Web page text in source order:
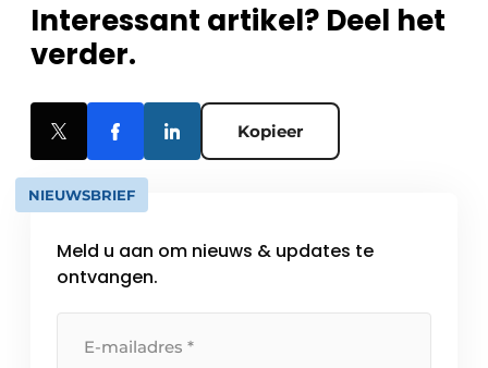
Interessant artikel? Deel het
verder.
Kopieer
NIEUWSBRIEF
Meld u aan om nieuws & updates te
ontvangen.